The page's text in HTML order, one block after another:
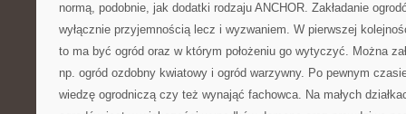
normą, podobnie, jak dodatki rodzaju ANCHOR. Zakładanie
wyłącznie przyjemnością lecz i wyzwaniem. W pierwszej
to ma być ogród oraz w którym położeniu go wytyczyć. Można
np. ogród ozdobny kwiatowy i ogród warzywny. Po pewnym
wiedzę ogrodniczą czy też wynająć fachowca. Na małych